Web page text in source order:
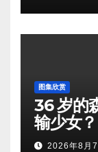
图集欣赏
36 岁的
输少女？
2026年8月7